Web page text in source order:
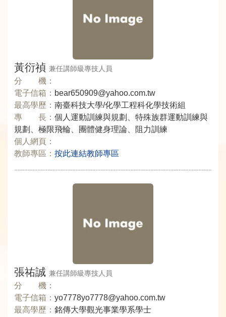
黃衍禎 兼任講師級專技人員
分 機：
電子信箱： bear650909@yahoo.com.tw
最高學歷： 南臺科技大學/化學工程科化學技術組
專 長： 個人運動訓練與規劃、特殊族群運動訓練與
規劃、極限飛輪、團體健身理論、阻力訓練
個人網頁：
教師專區： 按此連結教師專區
張祐誠 兼任講師級專技人員
分 機：
電子信箱： yo7778yo7778@yahoo.com.tw
最高學歷： 銘傳大學觀光事業學系學士